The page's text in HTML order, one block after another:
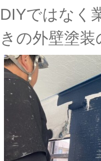
DIYではなく
きの外壁塗